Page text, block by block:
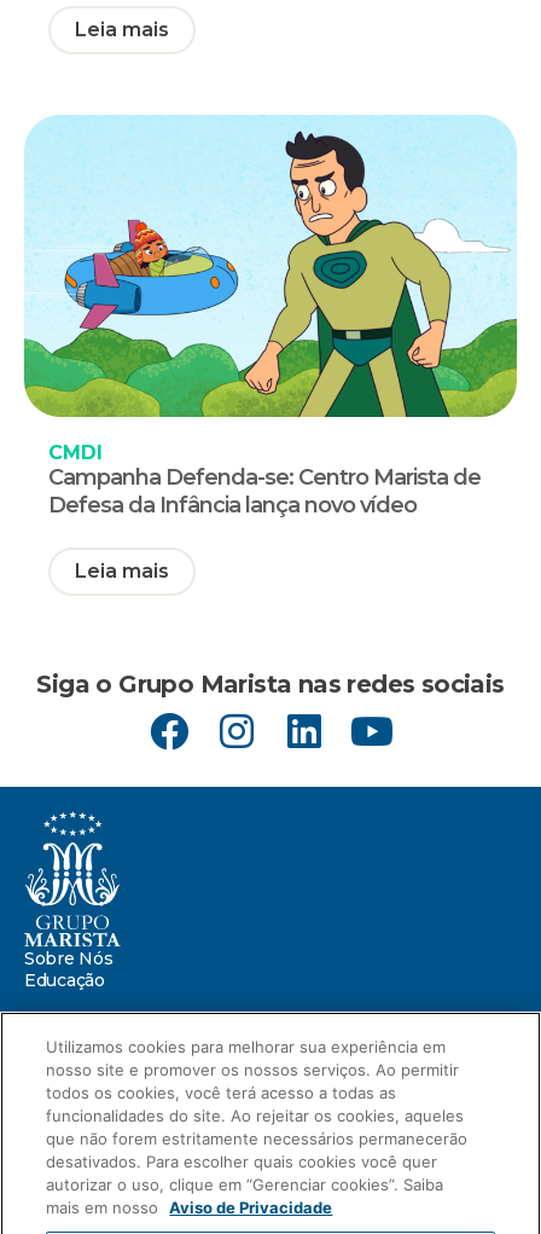
Leia mais
CMDI
Campanha Defenda-se: Centro Marista de
Defesa da Infância lança novo vídeo
Leia mais
Siga o Grupo Marista nas redes sociais
Sobre Nós
Educação
Centro Marista de Defesa da Infância
Missão Marista
Compromissos
Portal ESG
Relatório de Sustentabilidade 2025
Relatório de Transparência Salarial
Novidades
Utilizamos cookies para melhorar sua experiência em
nosso site e promover os nossos serviços. Ao permitir
todos os cookies, você terá acesso a todas as
funcionalidades do site. Ao rejeitar os cookies, aqueles
que não forem estritamente necessários permanecerão
desativados. Para escolher quais cookies você quer
autorizar o uso, clique em “Gerenciar cookies”. Saiba
mais em nosso
Aviso de Privacidade